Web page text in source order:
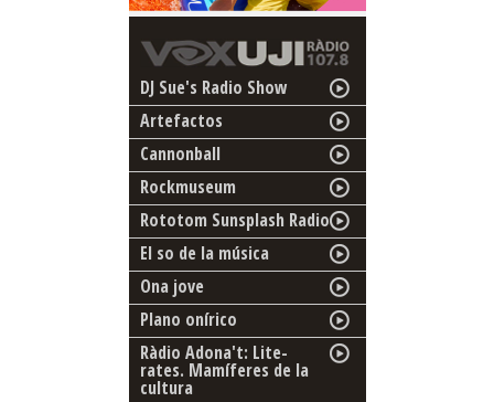
DJ Sue's Radio Show
Artefactos
Cannonball
Rockmuseum
Rototom Sunsplash Radio
El so de la música
Ona jove
Plano onírico
Ràdio Adona't: Lite-
rates. Mamíferes de la
cultura